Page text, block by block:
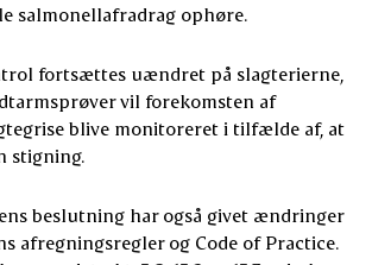
salmonellafradrag ophøre.
fortsættes uændret på slagterierne,
vil forekomsten af
blive monitoreret i tilfælde af, at
stigning.
beslutning har også givet ændringer
afregningsregler og Code of Practice.